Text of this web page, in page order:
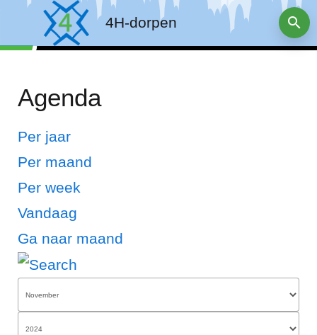
4H-dorpen
Agenda
Per jaar
Per maand
Per week
Vandaag
Ga naar maand